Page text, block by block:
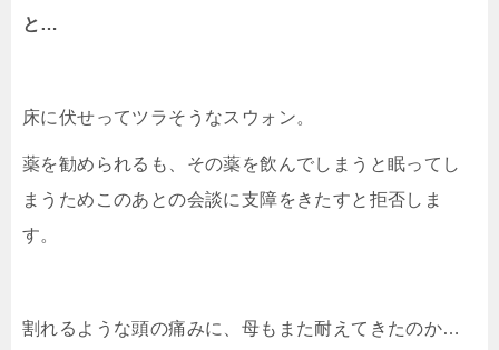
と…
床に伏せってツラそうなスウォン。
薬を勧められるも、その薬を飲んでしまうと眠ってし
まうためこのあとの会談に支障をきたすと拒否しま
す。
割れるような頭の痛みに、母もまた耐えてきたのか…